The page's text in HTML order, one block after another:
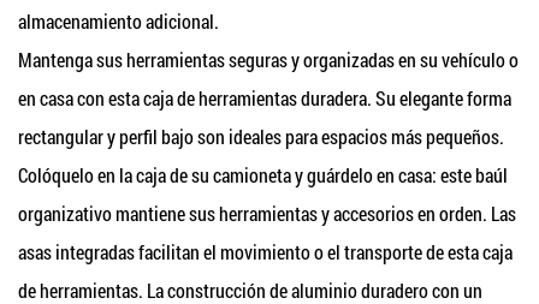
almacenamiento adicional.
Mantenga sus herramientas seguras y organizadas en su vehículo o
en casa con esta caja de herramientas duradera. Su elegante forma
rectangular y perfil bajo son ideales para espacios más pequeños.
Colóquelo en la caja de su camioneta y guárdelo en casa: este baúl
organizativo mantiene sus herramientas y accesorios en orden. Las
asas integradas facilitan el movimiento o el transporte de esta caja
de herramientas. La construcción de aluminio duradero con un